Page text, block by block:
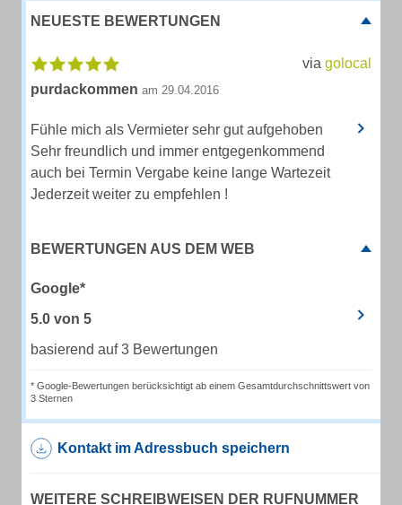
NEUESTE BEWERTUNGEN
via golocal
purdackommen am 29.04.2016
Fühle mich als Vermieter sehr gut aufgehoben
Sehr freundlich und immer entgegenkommend
auch bei Termin Vergabe keine lange Wartezeit
Jederzeit weiter zu empfehlen !
BEWERTUNGEN AUS DEM WEB
Google*
5.0 von 5
basierend auf 3 Bewertungen
* Google-Bewertungen berücksichtigt ab einem Gesamtdurchschnittswert von
3 Sternen
Kontakt im Adressbuch speichern
WEITERE SCHREIBWEISEN DER RUFNUMMER